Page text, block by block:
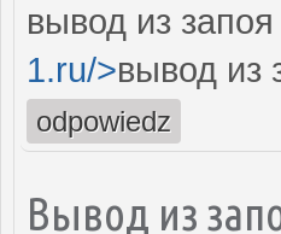
вывод из
1.ru/>вывод из
odpowiedz
Вывод из